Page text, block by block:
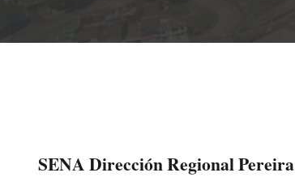
SENA Dirección Regional Pereira